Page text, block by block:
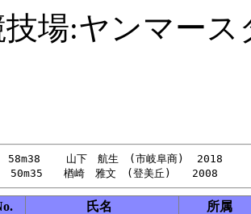
技場:ヤンマー
58m38    山下　航生　(市岐阜商)  2018
氏名 所属